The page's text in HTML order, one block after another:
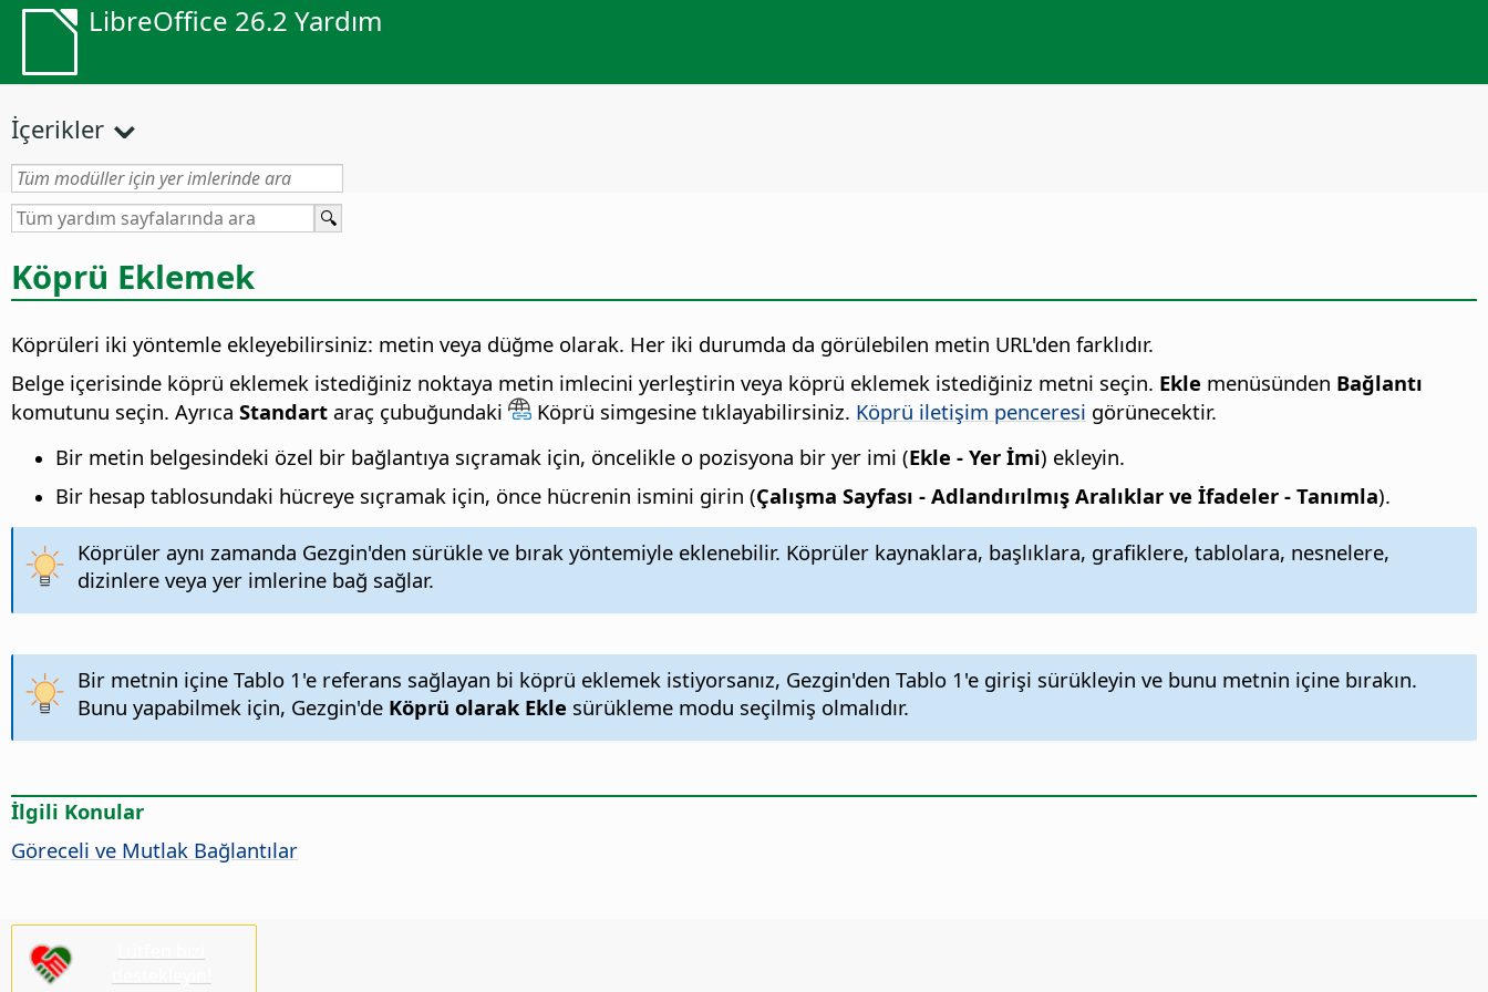
LibreOffice 26.2 Yardım
İçerikler
Köprü Eklemek
Köprüleri iki yöntemle ekleyebilirsiniz: metin veya düğme olarak. Her iki durumda da görülebilen metin URL'den farklıdır.
Belge içerisinde köprü eklemek istediğiniz noktaya metin imlecini yerleştirin veya köprü eklemek istediğiniz metni seçin. Ekle menüsünden Bağlantı
komutunu seçin. Ayrıca Standart araç çubuğundaki Köprü simgesine tıklayabilirsiniz. Köprü iletişim penceresi görünecektir.
Bir metin belgesindeki özel bir bağlantıya sıçramak için, öncelikle o pozisyona bir yer imi (Ekle - Yer İmi) ekleyin.
Bir hesap tablosundaki hücreye sıçramak için, önce hücrenin ismini girin (Çalışma Sayfası - Adlandırılmış Aralıklar ve İfadeler - Tanımla).
Köprüler aynı zamanda Gezgin'den sürükle ve bırak yöntemiyle eklenebilir. Köprüler kaynaklara, başlıklara, grafiklere, tablolara, nesnelere,
dizinlere veya yer imlerine bağ sağlar.
Bir metnin içine Tablo 1'e referans sağlayan bi köprü eklemek istiyorsanız, Gezgin'den Tablo 1'e girişi sürükleyin ve bunu metnin içine bırakın.
Bunu yapabilmek için, Gezgin'de Köprü olarak Ekle sürükleme modu seçilmiş olmalıdır.
İlgili Konular
Göreceli ve Mutlak Bağlantılar